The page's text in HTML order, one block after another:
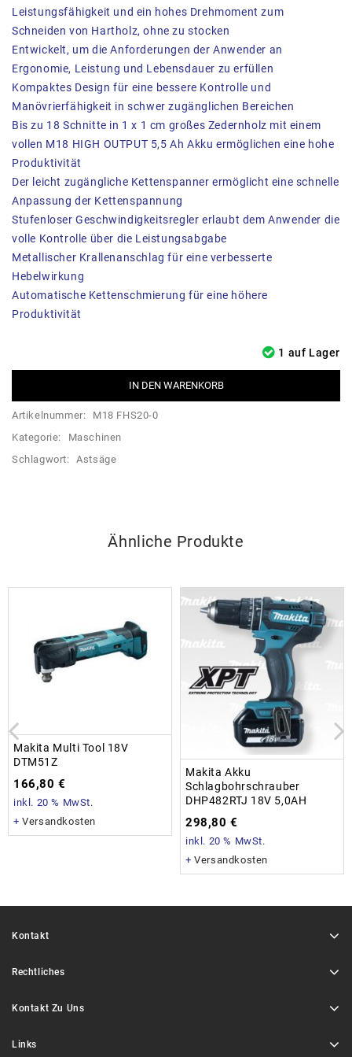
Leistungsfähigkeit und ein hohes Drehmoment zum
Schneiden von Hartholz, ohne zu stocken
Entwickelt, um die Anforderungen der Anwender an
Ergonomie, Leistung und Lebensdauer zu erfüllen
Kompaktes Design für eine bessere Kontrolle und
Manövrierfähigkeit in schwer zugänglichen Bereichen
Bis zu 18 Schnitte in 1 x 1 cm großes Zedernholz mit einem
vollen M18 HIGH OUTPUT 5,5 Ah Akku ermöglichen eine hohe
Produktivität
Der leicht zugängliche Kettenspanner ermöglicht eine schnelle
Anpassung der Kettenspannung
Stufenloser Geschwindigkeitsregler erlaubt dem Anwender die
volle Kontrolle über die Leistungsabgabe
Metallischer Krallenanschlag für eine verbesserte
Hebelwirkung
Automatische Kettenschmierung für eine höhere
Produktivität
1 auf Lager
IN DEN WARENKORB
Artikelnummer:
M18 FHS20-0
Kategorie:
Maschinen
Schlagwort:
Astsäge
Ähnliche Produkte
Makita Multi Tool 18V
DTM51Z
166,80€
inkl. 20 % MwSt.
+Versandkosten
Makita Akku
Schlagbohrschrauber
DHP482RTJ 18V 5,0AH
298,80€
inkl. 20 % MwSt.
+Versandkosten
Kontakt
Rechtliches
Kontakt Zu Uns
Links